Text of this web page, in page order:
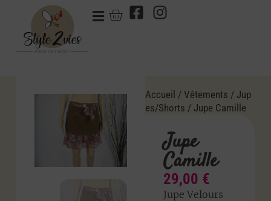
Accueil /Vêtements /Jup
es/Shorts / Jupe Camille
Jupe
Camille
29,00 €
Jupe Velours